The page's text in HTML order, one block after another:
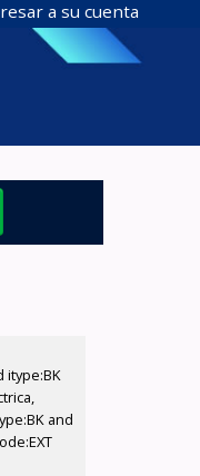
a su cuenta
itype:BK
and